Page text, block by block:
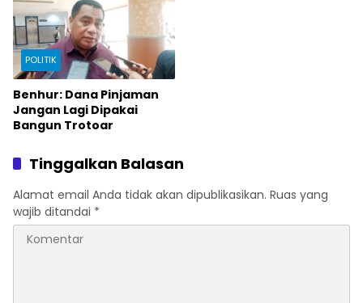
POLITIK
Benhur: Dana Pinjaman
Jangan Lagi Dipakai
Bangun Trotoar
Tinggalkan Balasan
Alamat email Anda tidak akan dipublikasikan. Ruas yang
wajib ditandai *